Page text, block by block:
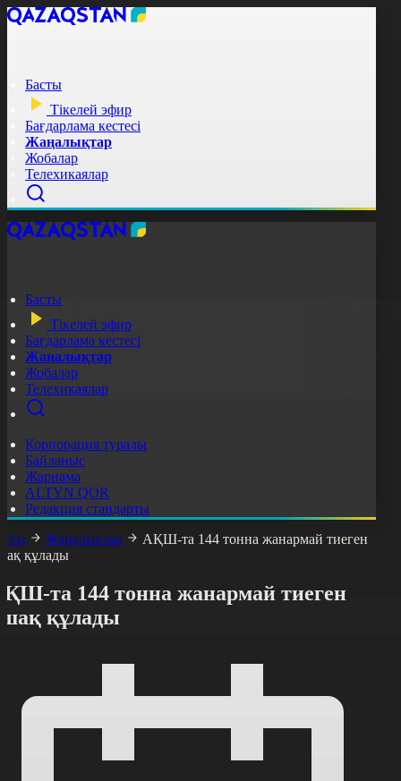
Басты
Тікелей эфир
Бағдарлама кестесі
Жаңалықтар
Жобалар
Телехикаялар
Басты
Тікелей эфир
Бағдарлама кестесі
Жаңалықтар
Жобалар
Телехикаялар
Корпорация туралы
Байланыс
Жарнама
ALTYN QOR
Редакция стандарты
Жаңалықтар
АҚШ-та 144 тонна жанармай тиеген
құлады
та 144 тонна жанармай тиеген
құлады